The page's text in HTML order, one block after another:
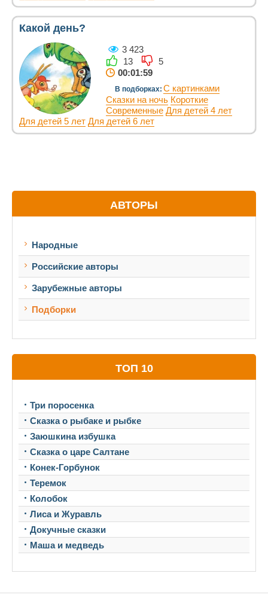
Какой день?
3 423
13
5
00:01:59
В подборках: С картинками
Сказки на ночь Короткие
Современные Для детей 4 лет
Для детей 5 лет Для детей 6 лет
АВТОРЫ
Народные
Российские авторы
Зарубежные авторы
Подборки
ТОП 10
Три поросенка
Сказка о рыбаке и рыбке
Заюшкина избушка
Сказка о царе Салтане
Конек-Горбунок
Теремок
Колобок
Лиса и Журавль
Докучные сказки
Маша и медведь